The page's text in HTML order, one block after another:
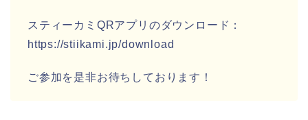
スティーカミQRアプリのダウンロード：
https://stiikami.jp/download
ご参加を是非お待ちしております！